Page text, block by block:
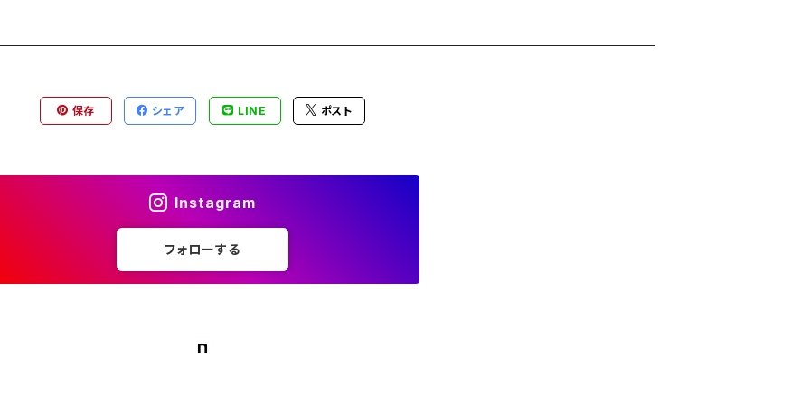
保存 シェア LINE ポスト
Instagram
フォローする